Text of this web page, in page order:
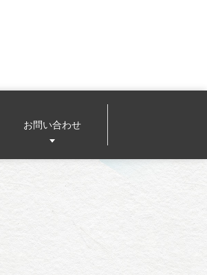
お問い合わせ